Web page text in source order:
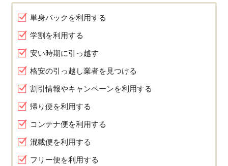
単身パックを利用する
学割を利用する
安い時期に引っ越す
格安の引っ越し業者を見つける
割引情報やキャンペーンを利用する
帰り便を利用する
コンテナ便を利用する
混載便を利用する
フリー便を利用する